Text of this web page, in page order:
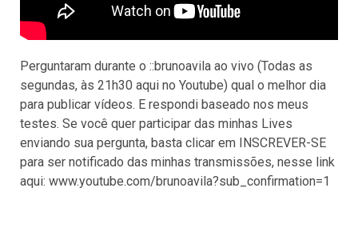
Perguntaram durante o ::brunoavila ao vivo (Todas as
segundas, às 21h30 aqui no Youtube) qual o melhor dia
para publicar vídeos. E respondi baseado nos meus
testes. Se você quer participar das minhas Lives
enviando sua pergunta, basta clicar em INSCREVER-SE
para ser notificado das minhas transmissões, nesse link
aqui: www.youtube.com/brunoavila?sub_confirmation=1